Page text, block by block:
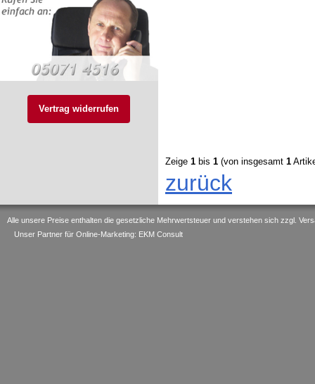
Vertrag widerrufen
Zeige 1 bis 1 (von insgesamt 1
zurück
Alle unsere Preise enthalten die gesetzliche Mehrwertsteuer und verstehen sich zzgl.
Unser Partner für Online-Marketing: EKM Consult